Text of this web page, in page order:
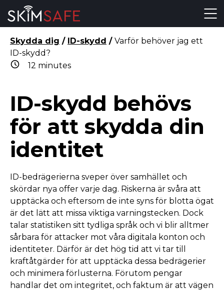
Skip to content
Skydda dig / ID-skydd / Varför behöver jag ett
ID-skydd?
12 minutes
ID-skydd behövs
för att skydda din
identitet
ID-bedrägerierna sveper över samhället och
skördar nya offer varje dag. Riskerna är svåra att
upptäcka och eftersom de inte syns för blotta ögat
är det lätt att missa viktiga varningstecken. Dock
talar statistiken sitt tydliga språk och vi blir alltmer
sårbara för attacker mot våra digitala konton och
identiteter. Därför är det hög tid att vi tar till
kraftåtgärder för att upptäcka dessa bedrägerier
och minimera förlusterna. Förutom pengar
handlar det om integritet, och faktum är att vägen